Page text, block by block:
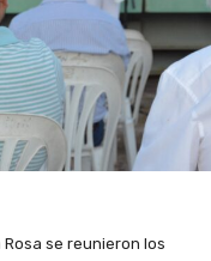
se reunieron los